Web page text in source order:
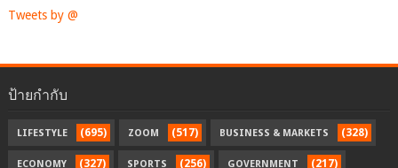
Tweets by @
ป้ายกำกับ
LIFESTYLE (695) ZOOM (517) BUSINESS & MARKETS (328)
ECONOMY (327) SPORTS (256) GOVERNMENT (217)